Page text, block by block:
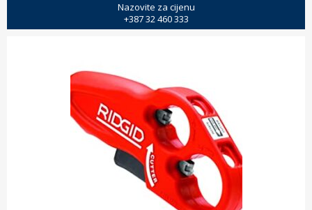
Nazovite za cijenu
+387 32 460 333